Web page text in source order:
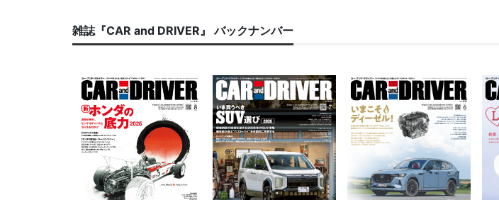
雑誌『CAR and DRIVER』 バックナンバー